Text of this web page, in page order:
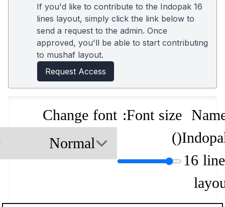
If you'd like to contribute to the Indopak 16
lines layout, simply click the link below to
send a request to the admin. Once
approved, you'll be able to start contributing
to mushaf layout.
Request Access
16
Font size:
(
)
Change font